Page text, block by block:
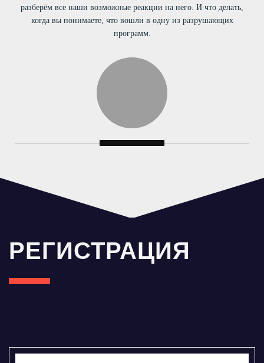
разберём все наши возможные реакции на него. И что делать,
когда вы понимаете, что вошли в одну из разрушающих
программ.
РЕГИСТРАЦИЯ